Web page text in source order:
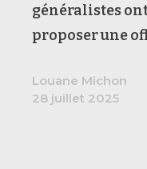
généralistes
proposer une
Louane Michon
28 juillet 2025